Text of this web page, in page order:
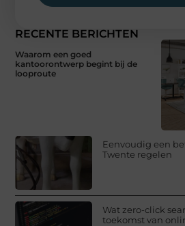
RECENTE BERICHTEN
Waarom een goed
kantoorontwerp begint bij de
looproute
Eenvoudig een
Twente regelen
Wat zero-click
toekomst van